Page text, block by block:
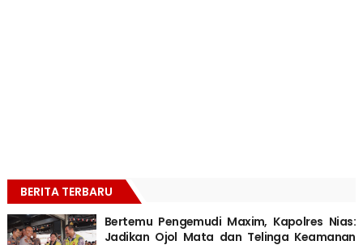
BERITA TERBARU
Bertemu Pengemudi Maxim, Kapolres Nias:
Jadikan Ojol Mata dan Telinga Keamanan